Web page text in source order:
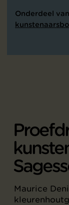
Onderdeel
Maurice